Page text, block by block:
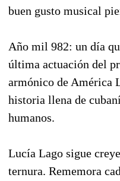
buen gusto musical
Año mil 982: un día
última actuación del
armónico de América
historia llena de
humanos.
Lucía Lago sigue
ternura. Rememora